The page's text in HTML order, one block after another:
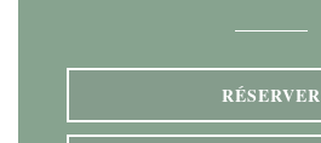
RÉSERVER